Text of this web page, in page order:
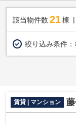
該当物件数 21棟
絞り込み条件：
賃貸 | マンション